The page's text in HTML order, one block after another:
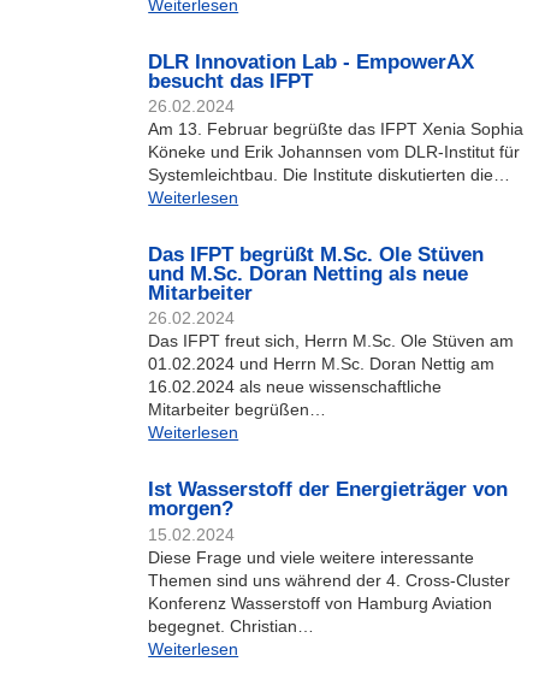
Weiterlesen
DLR Innovation Lab - EmpowerAX
besucht das IFPT
26.02.2024
Am 13. Februar begrüßte das IFPT Xenia Sophia
Köneke und Erik Johannsen vom DLR-Institut für
Systemleichtbau. Die Institute diskutierten die…
Weiterlesen
Das IFPT begrüßt M.Sc. Ole Stüven
und M.Sc. Doran Netting als neue
Mitarbeiter
26.02.2024
Das IFPT freut sich, Herrn M.Sc. Ole Stüven am
01.02.2024 und Herrn M.Sc. Doran Nettig am
16.02.2024 als neue wissenschaftliche
Mitarbeiter begrüßen…
Weiterlesen
Ist Wasserstoff der Energieträger von
morgen?
15.02.2024
Diese Frage und viele weitere interessante
Themen sind uns während der 4. Cross-Cluster
Konferenz Wasserstoff von Hamburg Aviation
begegnet. Christian…
Weiterlesen